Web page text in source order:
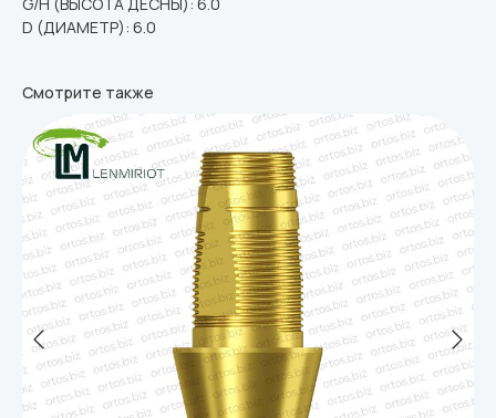
D (ДИАМЕТР): 6.0
Смотрите также